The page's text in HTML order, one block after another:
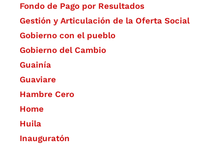
Fondo de Pago por Resultados
Gestión y Articulación de la Oferta Social
Gobierno con el pueblo
Gobierno del Cambio
Guainía
Guaviare
Hambre Cero
Home
Huila
Inauguratón